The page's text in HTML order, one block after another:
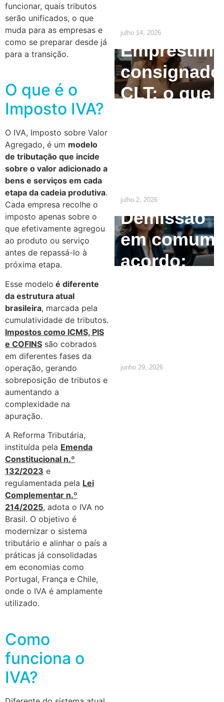
funcionar, quais tributos
serão unificados, o que
muda para as empresas e
como se preparar desde já
para a transição.
O que é o
Imposto IVA?
O IVA, Imposto sobre Valor
Agregado, é um modelo
de tributação que incide
sobre o valor adicionado a
bens e serviços em cada
etapa da cadeia produtiva.
Cada empresa recolhe o
imposto apenas sobre o
que efetivamente agregou
ao produto ou serviço
antes de repassá-lo à
próxima etapa.
Esse modelo é diferente
da estrutura atual
brasileira, marcada pela
cumulatividade de tributos.
Impostos como ICMS, PIS
e COFINS são cobrados
em diferentes fases da
operação, gerando
sobreposição de tributos e
aumentando a
complexidade na
apuração.
A Reforma Tributária,
instituída pela Emenda
Constitucional n.º
132/2023 e
regulamentada pela Lei
Complementar n.º
214/2025, adota o IVA no
Brasil. O objetivo é
modernizar o sistema
tributário e alinhar o país a
práticas já consolidadas
em economias como
Portugal, França e Chile,
onde o IVA é amplamente
utilizado.
Como
funciona o
IVA?
julho 14, 2026
Empréstimo
consignado
CLT: o que
julho 2, 2026
Demissão
em comum
acordo:
junho 29, 2026